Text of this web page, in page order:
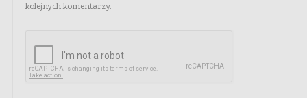
kolejnych komentarzy.